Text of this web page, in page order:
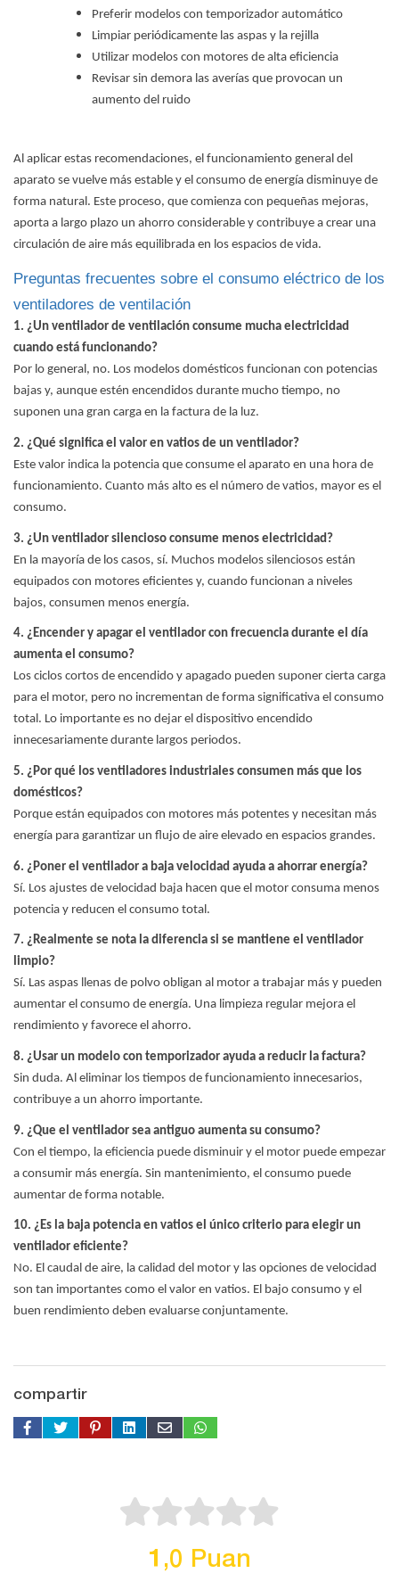
Preferir modelos con temporizador automático
Limpiar periódicamente las aspas y la rejilla
Utilizar modelos con motores de alta eficiencia
Revisar sin demora las averías que provocan un
aumento del ruido
Al aplicar estas recomendaciones, el funcionamiento general del
aparato se vuelve más estable y el consumo de energía disminuye de
forma natural. Este proceso, que comienza con pequeñas mejoras,
aporta a largo plazo un ahorro considerable y contribuye a crear una
circulación de aire más equilibrada en los espacios de vida.
Preguntas frecuentes sobre el consumo eléctrico de los
ventiladores de ventilación
1. ¿Un ventilador de ventilación consume mucha electricidad
cuando está funcionando?
Por lo general, no. Los modelos domésticos funcionan con potencias
bajas y, aunque estén encendidos durante mucho tiempo, no
suponen una gran carga en la factura de la luz.
2. ¿Qué significa el valor en vatios de un ventilador?
Este valor indica la potencia que consume el aparato en una hora de
funcionamiento. Cuanto más alto es el número de vatios, mayor es el
consumo.
3. ¿Un ventilador silencioso consume menos electricidad?
En la mayoría de los casos, sí. Muchos modelos silenciosos están
equipados con motores eficientes y, cuando funcionan a niveles
bajos, consumen menos energía.
4. ¿Encender y apagar el ventilador con frecuencia durante el día
aumenta el consumo?
Los ciclos cortos de encendido y apagado pueden suponer cierta carga
para el motor, pero no incrementan de forma significativa el consumo
total. Lo importante es no dejar el dispositivo encendido
innecesariamente durante largos periodos.
5. ¿Por qué los ventiladores industriales consumen más que los
domésticos?
Porque están equipados con motores más potentes y necesitan más
energía para garantizar un flujo de aire elevado en espacios grandes.
6. ¿Poner el ventilador a baja velocidad ayuda a ahorrar energía?
Sí. Los ajustes de velocidad baja hacen que el motor consuma menos
potencia y reducen el consumo total.
7. ¿Realmente se nota la diferencia si se mantiene el ventilador
limpio?
Sí. Las aspas llenas de polvo obligan al motor a trabajar más y pueden
aumentar el consumo de energía. Una limpieza regular mejora el
rendimiento y favorece el ahorro.
8. ¿Usar un modelo con temporizador ayuda a reducir la factura?
Sin duda. Al eliminar los tiempos de funcionamiento innecesarios,
contribuye a un ahorro importante.
9. ¿Que el ventilador sea antiguo aumenta su consumo?
Con el tiempo, la eficiencia puede disminuir y el motor puede empezar
a consumir más energía. Sin mantenimiento, el consumo puede
aumentar de forma notable.
10. ¿Es la baja potencia en vatios el único criterio para elegir un
ventilador eficiente?
No. El caudal de aire, la calidad del motor y las opciones de velocidad
son tan importantes como el valor en vatios. El bajo consumo y el
buen rendimiento deben evaluarse conjuntamente.
compartir
1,0 Puan